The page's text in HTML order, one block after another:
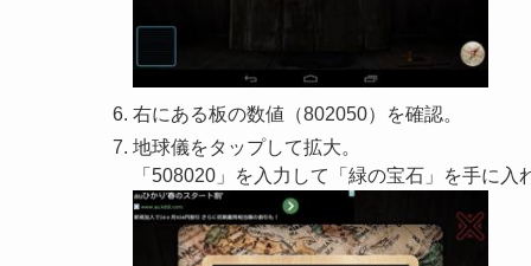
右にある板の数値（802050）を確認。
地球儀をタップして拡大。
「508020」を入力して「緑の宝石」を手に入